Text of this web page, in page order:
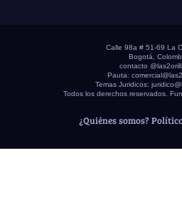
Calle 98a # 51-69 La
Bogotá,
contacto
Pauta:
Temas Juridicos:
Todos los derechos reservados.
¿Quiénes somos?